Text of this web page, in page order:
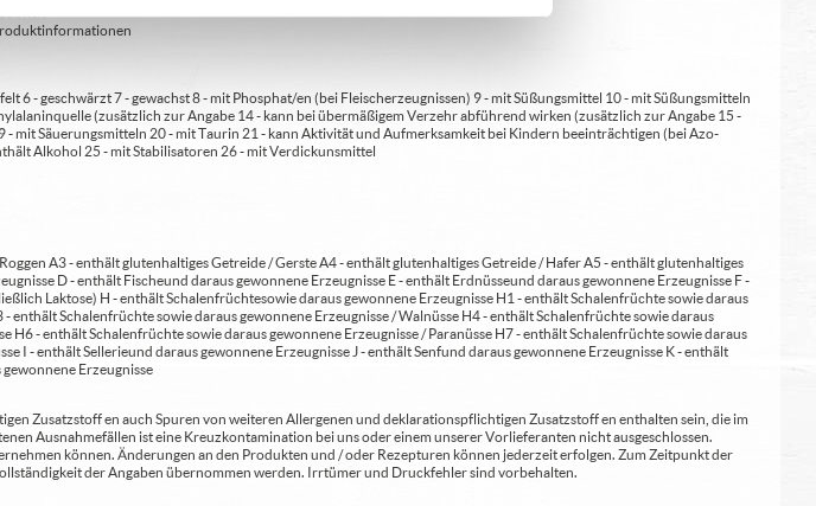
- geschwärzt 7 - gewachst 8 - mit Phosphat/en (bei Fleischerzeugnissen) 9 - mit Süßungsmittel 10 - mit Süßungsmitteln
(zusätzlich zur Angabe 14 - kann bei übermäßigem Verzehr abführend wirken (zusätzlich zur Angabe 15 -
Säuerungsmitteln 20 - mit Taurin 21 - kann Aktivität und Aufmerksamkeit bei Kindern beeinträchtigen (bei Azo-
Alkohol 25 - mit Stabilisatoren 26 - mit Verdickunsmittel
A3 - enthält glutenhaltiges Getreide / Gerste A4 - enthält glutenhaltiges Getreide / Hafer A5 - enthält glutenhaltiges
D - enthält Fische und daraus gewonnene Erzeugnisse E - enthält Erdnüsse und daraus gewonnene Erzeugnisse F -
Laktose) H - enthält Schalenfrüchte sowie daraus gewonnene Erzeugnisse H1 - enthält Schalenfrüchte sowie daraus
Schalenfrüchte sowie daraus gewonnene Erzeugnisse / Walnüsse H4 - enthält Schalenfrüchte sowie daraus
- enthält Schalenfrüchte sowie daraus gewonnene Erzeugnisse / Paranüsse H7 - enthält Schalenfrüchte sowie daraus
- enthält Sellerie und daraus gewonnene Erzeugnisse J - enthält Senf und daraus gewonnene Erzeugnisse K - enthält
Erzeugnisse
Zusatzstoff en auch Spuren von weiteren Allergenen und deklarationspflichtigen Zusatzstoff en enthalten sein, die im
Ausnahmefällen ist eine Kreuzkontamination bei uns oder einem unserer Vorlieferanten nicht ausgeschlossen.
können. Änderungen an den Produkten und / oder Rezepturen können jederzeit erfolgen. Zum Zeitpunkt der
der Angaben übernommen werden. Irrtümer und Druckfehler sind vorbehalten.